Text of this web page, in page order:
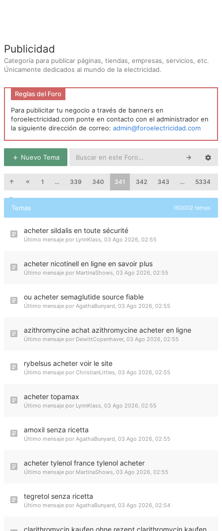
Publicidad
Categoría para publicar páginas, tiendas, empresas, servicios, etc.
Únicamente dedicados al mundo de la electricidad.
Reglas del Foro
Para publicitar tu negocio a través de banners en
foroelectricidad.com ponte en contacto con el administrador en
la siguiente dirección de correo: admin@foroelectricidad.com
Nuevo Tema
1 … 339 340 341 342 343 … 5334
Temas 160002 temas
acheter sildalis en toute sécurité
Último mensaje por LynnKlass, 03 Ago 2026, 02:55
acheter nicotinell en ligne en savoir plus
Último mensaje por MartinaShows, 03 Ago 2026, 02:55
ou acheter semaglutide source fiable
Último mensaje por AgathaBunyard, 03 Ago 2026, 02:55
azithromycine achat azithromycine acheter en ligne
Último mensaje por DewittCopenhaver, 03 Ago 2026, 02:55
rybelsus acheter voir le site
Último mensaje por ChristianLittles, 03 Ago 2026, 02:55
acheter topamax
Último mensaje por LynnKlass, 03 Ago 2026, 02:55
amoxil senza ricetta
Último mensaje por AgathaBunyard, 03 Ago 2026, 02:55
acheter tylenol france tylenol acheter
Último mensaje por MartinaShows, 03 Ago 2026, 02:55
tegretol senza ricetta
Último mensaje por AgathaBunyard, 03 Ago 2026, 02:54
clarithromycin kaufen ohne rezept clarithromycin kaufen